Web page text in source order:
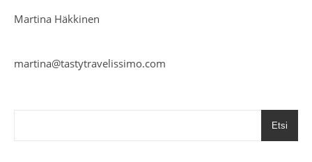
Martina Häkkinen
martina@tastytravelissimo.com
Etsi